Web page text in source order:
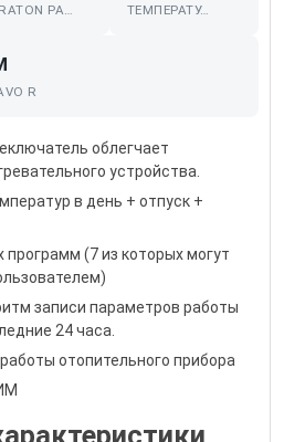
PA…
ТЕМПЕРАТУ…
R
облегчает
устройства.
в день + отпуск +
программ (7 из которых могут
записи параметров работы
24 часа.
отопительного прибора